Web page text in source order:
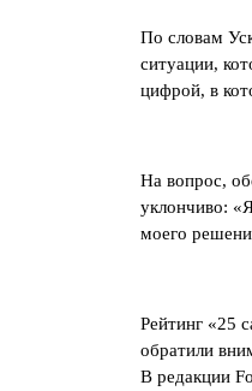
По словам
ситуации,
цифрой, в
На вопрос,
уклончиво:
моего
Рейтинг «25
обратили
В редакции